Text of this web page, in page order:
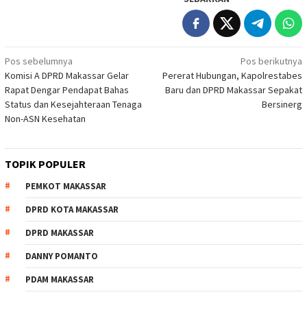
Navigasi
pos
Pos sebelumnya
Komisi A DPRD Makassar Gelar
Rapat Dengar Pendapat Bahas
Status dan Kesejahteraan Tenaga
Non-ASN Kesehatan
Pos berikutnya
Pererat Hubungan, Kapolrestabes
Baru dan DPRD Makassar Sepakat
Bersinerg
TOPIK POPULER
PEMKOT MAKASSAR
DPRD KOTA MAKASSAR
DPRD MAKASSAR
DANNY POMANTO
PDAM MAKASSAR